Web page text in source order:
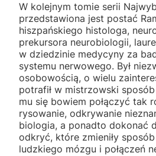
W kolejnym tomie serii
przedstawiona jest postać
hiszpańskiego histologa,
prekursora neurobiologii,
w dziedzinie medycyny za
systemu nerwowego. Był
osobowością, o wielu
potrafił w mistrzowski sposób
mu się bowiem połączyć tak
rysowanie, odkrywanie
biologia, a ponadto dokonać
odkryć, które zmieniły
ludzkiego mózgu i połączeń